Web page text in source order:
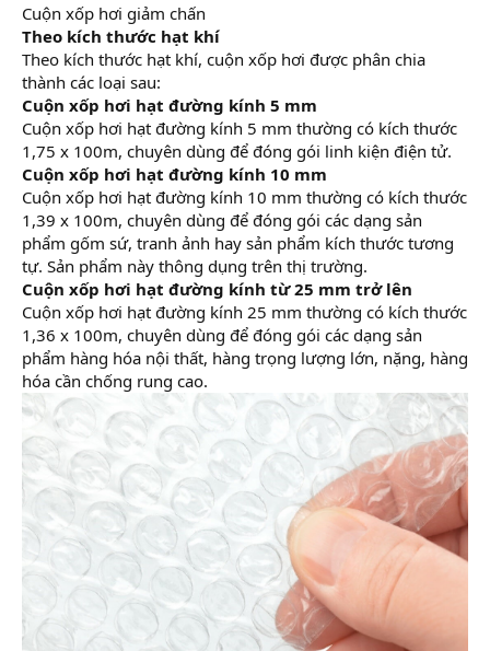
Cuộn xốp hơi giảm chấn
Theo kích thước hạt khí
Theo kích thước hạt khí, cuộn xốp hơi được phân chia
thành các loại sau:
Cuộn xốp hơi hạt đường kính 5 mm
Cuộn xốp hơi hạt đường kính 5 mm thường có kích thước
1,75 x 100m, chuyên dùng để đóng gói linh kiện điện tử.
Cuộn xốp hơi hạt đường kính 10 mm
Cuộn xốp hơi hạt đường kính 10 mm thường có kích thước
1,39 x 100m, chuyên dùng để đóng gói các dạng sản
phẩm gốm sứ, tranh ảnh hay sản phẩm kích thước tương
tự. Sản phẩm này thông dụng trên thị trường.
Cuộn xốp hơi hạt đường kính từ 25 mm trở lên
Cuộn xốp hơi hạt đường kính 25 mm thường có kích thước
1,36 x 100m, chuyên dùng để đóng gói các dạng sản
phẩm hàng hóa nội thất, hàng trọng lượng lớn, nặng, hàng
hóa cần chống rung cao.